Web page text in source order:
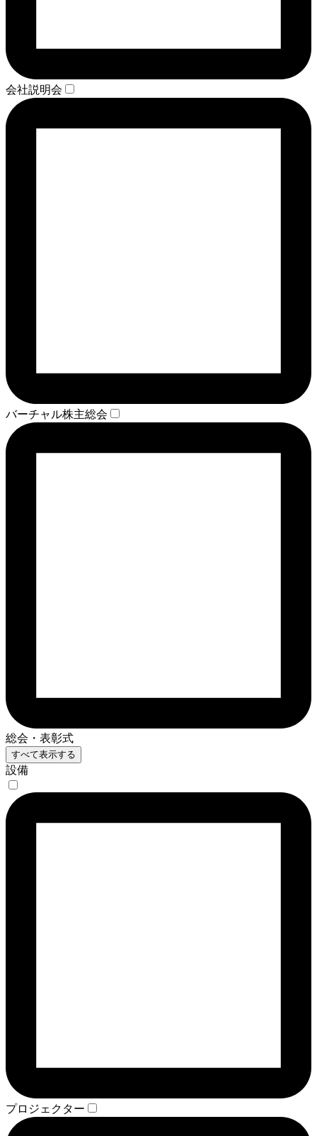
会社説明会
バーチャル株主総会
総会・表彰式
すべて表示する
設備
プロジェクター